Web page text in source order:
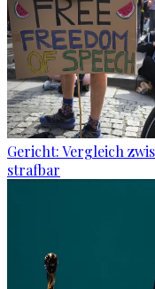
Gericht: Ver­gleich
straf­bar